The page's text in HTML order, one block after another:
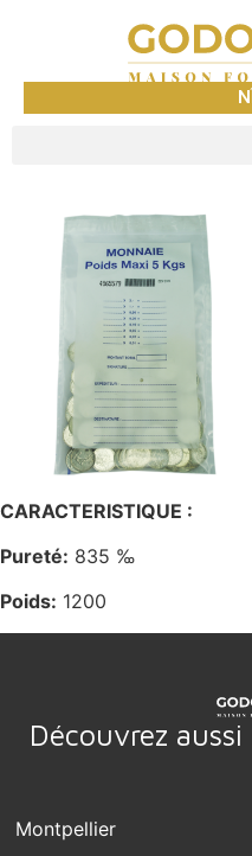
CARACTERISTIQUE :
Pureté: 835 ‰
Poids: 1200
Découvrez
Montpellier